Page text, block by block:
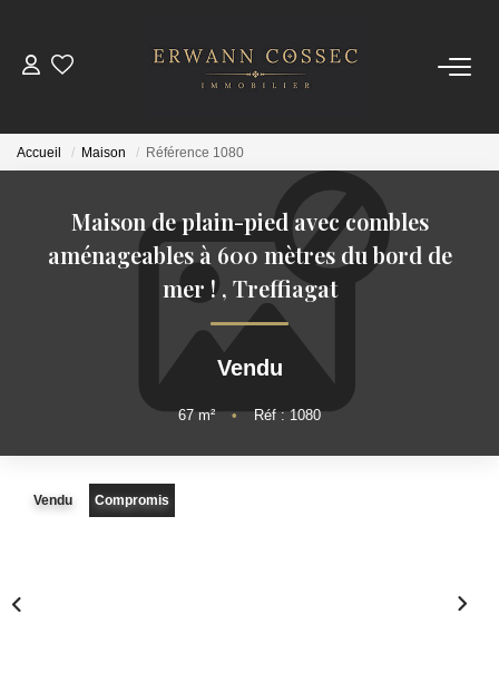
ESTIMER
NOTRE AGENCE
Qui Sommes-Nous
Accueil Maison Référence 1080
Maison de plain-pied avec combles
aménageables à 600 mètres du bord de
mer !, Treffiagat
Vendu
67m² • Réf : 1080
Vendu Compromis